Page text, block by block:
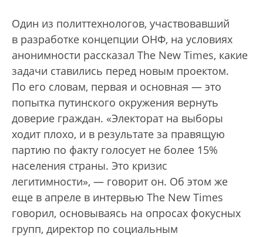
Один из политтехнологов, участвовавший
в разработке концепции ОНФ, на условиях
анонимности рассказал The New Times, какие
задачи ставились перед новым проектом.
По его словам, первая и основная — это
попытка путинского окружения вернуть
доверие граждан. «Электорат на выборы
ходит плохо, и в результате за правящую
партию по факту голосует не более 15%
населения страны. Это кризис
легитимности», — говорит он. Об этом же
еще в апреле в интервью The New Times
говорил, основываясь на опросах фокусных
групп, директор по социальным